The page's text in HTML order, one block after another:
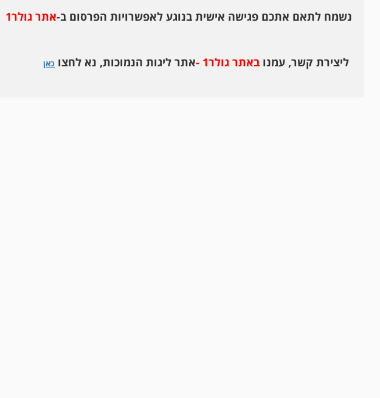
נשמח לתאם אתכם פגישה אישית בנוגע לאפשרויות הפרסום ב-אתר גולר1
ליצירת קשר, עמנו באתר גולר1 - אתר ליגות הנמוכות, נא לחצו כאן